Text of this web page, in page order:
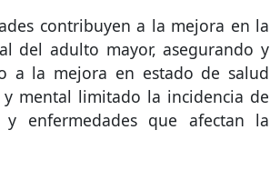
contribuyen a la mejora en la
del adulto mayor, asegurando y
a la mejora en estado de salud
y mental limitado la incidencia de
y enfermedades que afectan la